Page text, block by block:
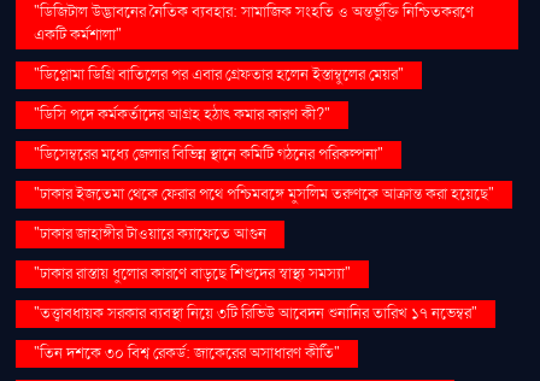
"ডিজিটাল উদ্ভাবনের নৈতিক ব্যবহার: সামাজিক সংহতি ও অন্তর্ভুক্তি নিশ্চিতকরণে
একটি কর্মশালা"
"ডিপ্লোমা ডিগ্রি বাতিলের পর এবার গ্রেফতার হলেন ইস্তাম্বুলের মেয়র"
"ডিসি পদে কর্মকর্তাদের আগ্রহ হঠাৎ কমার কারণ কী?"
"ডিসেম্বরের মধ্যে জেলার বিভিন্ন স্থানে কমিটি গঠনের পরিকল্পনা"
"ঢাকার ইজতেমা থেকে ফেরার পথে পশ্চিমবঙ্গে মুসলিম তরুণকে আক্রান্ত করা হয়েছে"
"ঢাকার জাহাঙ্গীর টাওয়ারে ক্যাফেতে আগুন
"ঢাকার রাস্তায় ধুলোর কারণে বাড়ছে শিশুদের স্বাস্থ্য সমস্যা"
"তত্ত্বাবধায়ক সরকার ব্যবস্থা নিয়ে ৩টি রিভিউ আবেদন শুনানির তারিখ ১৭ নভেম্বর"
"তিন দশকে ৩০ বিশ্ব রেকর্ড: জাকেরের অসাধারণ কীর্তি"